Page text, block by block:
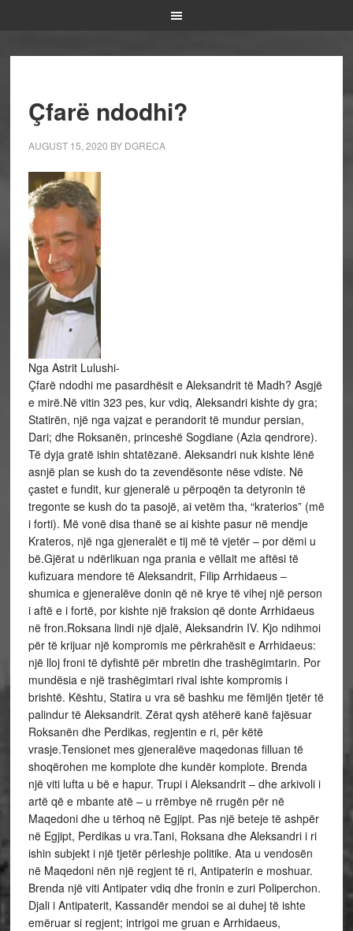
Çfarë ndodhi?
AUGUST 15, 2020 BY DGRECA
Nga Astrit Lulushi-
Çfarë ndodhi me pasardhësit e Aleksandrit të Madh? Asgjë
e mirë.Në vitin 323 pes, kur vdiq, Aleksandri kishte dy gra;
Statirën, një nga vajzat e perandorit të mundur persian,
Dari; dhe Roksanën, princeshë Sogdiane (Azia qendrore).
Të dyja gratë ishin shtatëzanë. Aleksandri nuk kishte lënë
asnjë plan se kush do ta zevendësonte nëse vdiste. Në
çastet e fundit, kur gjeneralë u përpoqën ta detyronin të
tregonte se kush do ta pasojë, ai vetëm tha, “kraterios” (më
i forti). Më vonë disa thanë se ai kishte pasur në mendje
Krateros, një nga gjeneralët e tij më të vjetër – por dëmi u
bë.Gjërat u ndërlikuan nga prania e vëllait me aftësi të
kufizuara mendore të Aleksandrit, Filip Arrhidaeus –
shumica e gjeneralëve donin që në krye të vihej një person
i aftë e i fortë, por kishte një fraksion që donte Arrhidaeus
në fron.Roksana lindi një djalë, Aleksandrin IV. Kjo ndihmoi
për të krijuar një kompromis me përkrahësit e Arrhidaeus:
një lloj froni të dyfishtë për mbretin dhe trashëgimtarin. Por
mundësia e një trashëgimtari rival ishte kompromis i
brishtë. Kështu, Statira u vra së bashku me fëmijën tjetër të
palindur të Aleksandrit. Zërat qysh atëherë kanë fajësuar
Roksanën dhe Perdikas, regjentin e ri, për këtë
vrasje.Tensionet mes gjeneralëve maqedonas filluan të
shoqërohen me komplote dhe kundër komplote. Brenda
një viti lufta u bë e hapur. Trupi i Aleksandrit – dhe arkivoli i
artë që e mbante atë – u rrëmbye në rrugën për në
Maqedoni dhe u tërhoq në Egjipt. Pas një beteje të ashpër
në Egjipt, Perdikas u vra.Tani, Roksana dhe Aleksandri i ri
ishin subjekt i një tjetër përleshje politike. Ata u vendosën
në Maqedoni nën një regjent të ri, Antipaterin e moshuar.
Brenda një viti Antipater vdiq dhe fronin e zuri Poliperchon.
Djali i Antipaterit, Kassandër mendoi se ai duhej të ishte
emëruar si regjent; intrigoi me gruan e Arrhidaeus,